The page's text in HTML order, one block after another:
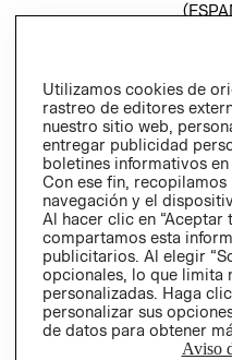
Y
Colombia ($)
CAMBIAR REGIÓN
Utilizamos cookies de
rastreo de editores
nuestro sitio web,
entregar publicidad
boletines informativos
Con ese fin,
navegación y el
Al hacer clic en “Aceptar
compartamos esta
publicitarios. Al elegir
opcionales, lo que limita
personalizadas. Haga
personalizar sus
de datos para obtener
Aviso